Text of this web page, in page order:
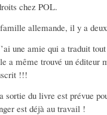
chez POL.
allemande, il y a
une amie qui a traduit
a même trouvé un éditeur
!!!
sortie du livre est prévue
est déjà au travail !